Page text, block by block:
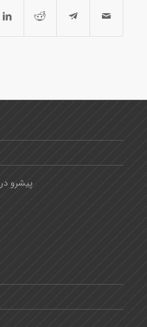
پیشرو